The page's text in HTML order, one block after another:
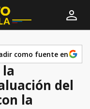
como fuente en
del
la